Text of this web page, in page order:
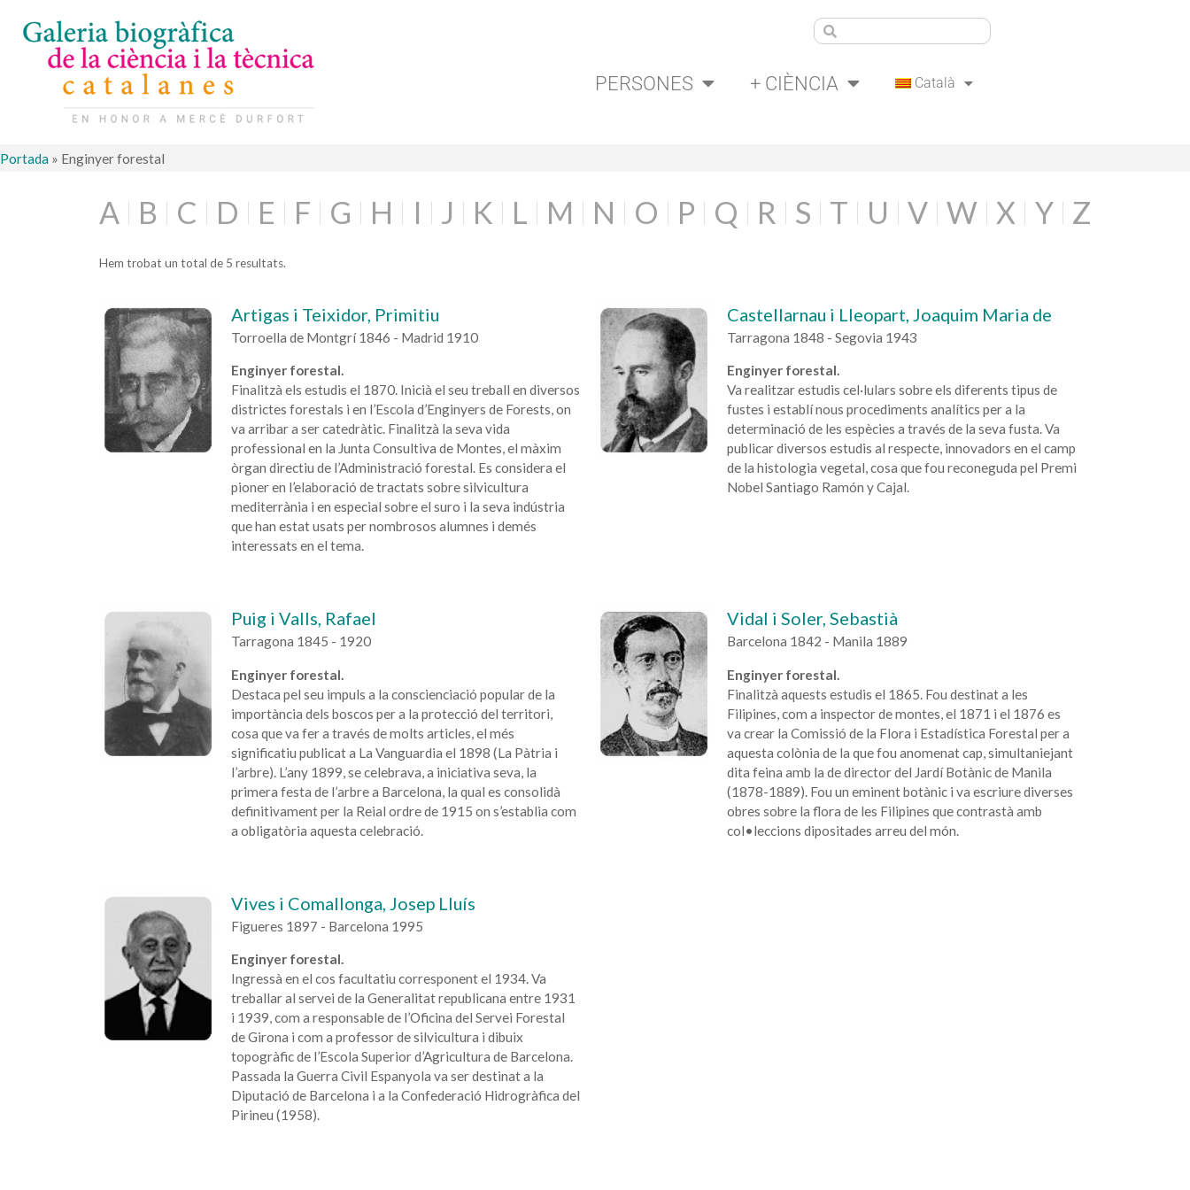
PERSONES + CIÈNCIA Català
Portada » Enginyer forestal
A B C D E F G H I J K L M N O P Q R S T U V W X Y Z
Hem trobat un total de 5 resultats.
Artigas i Teixidor, Primitiu
Torroella de Montgrí 1846 - Madrid 1910
Enginyer forestal.
Finalitzà els estudis el 1870. Inicià el seu treball en diversos
districtes forestals i en l’Escola d’Enginyers de Forests, on
va arribar a ser catedràtic. Finalitzà la seva vida
professional en la Junta Consultiva de Montes, el màxim
òrgan directiu de l’Administració forestal. Es considera el
pioner en l’elaboració de tractats sobre silvicultura
mediterrània i en especial sobre el suro i la seva indústria
que han estat usats per nombrosos alumnes i demés
interessats en el tema.
Castellarnau i Lleopart, Joaquim Maria de
Tarragona 1848 - Segovia 1943
Enginyer forestal.
Va realitzar estudis cel·lulars sobre els diferents tipus de
fustes i establí nous procediments analítics per a la
determinació de les espècies a través de la seva fusta. Va
publicar diversos estudis al respecte, innovadors en el camp
de la histologia vegetal, cosa que fou reconeguda pel Premi
Nobel Santiago Ramón y Cajal.
Puig i Valls, Rafael
Tarragona 1845 - 1920
Enginyer forestal.
Destaca pel seu impuls a la conscienciació popular de la
importància dels boscos per a la protecció del territori,
cosa que va fer a través de molts articles, el més
significatiu publicat a La Vanguardia el 1898 (La Pàtria i
l’arbre). L’any 1899, se celebrava, a iniciativa seva, la
primera festa de l’arbre a Barcelona, la qual es consolidà
definitivament per la Reial ordre de 1915 on s’establia com
a obligatòria aquesta celebració.
Vidal i Soler, Sebastià
Barcelona 1842 - Manila 1889
Enginyer forestal.
Finalitzà aquests estudis el 1865. Fou destinat a les
Filipines, com a inspector de montes, el 1871 i el 1876 es
va crear la Comissió de la Flora i Estadística Forestal per a
aquesta colònia de la que fou anomenat cap, simultaniejant
dita feina amb la de director del Jardí Botànic de Manila
(1878-1889). Fou un eminent botànic i va escriure diverses
obres sobre la flora de les Filipines que contrastà amb
col•leccions dipositades arreu del món.
Vives i Comallonga, Josep Lluís
Figueres 1897 - Barcelona 1995
Enginyer forestal.
Ingressà en el cos facultatiu corresponent el 1934. Va
treballar al servei de la Generalitat republicana entre 1931
i 1939, com a responsable de l’Oficina del Servei Forestal
de Girona i com a professor de silvicultura i dibuix
topogràfic de l’Escola Superior d’Agricultura de Barcelona.
Passada la Guerra Civil Espanyola va ser destinat a la
Diputació de Barcelona i a la Confederació Hidrogràfica del
Pirineu (1958).